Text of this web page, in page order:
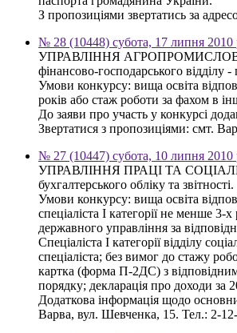
З пропозиціями звертатись за
№ 28 (10448) субота, 17 липня 2010
УПРАВЛІННЯ
фінансово-господарського відділу
Умови конкурсу: вища освіта
років або стаж роботи за фахом в
До заяви про участь у конкурсі
Звертатися з пропозиціями: смт.
№ 27 (10447) субота, 10 липня 2010
УПРАВЛІННЯ ПРАЦІ ТА
бухгалтерського обліку та звітності.
Умови конкурсу: вища освіта
спеціаліста І категорії не менше
державного управління за
Спеціаліста І категорії відділу
спеціаліста; без вимог до стажу
картка (форма П-2ДС) з
порядку; декларація про доходи за
Додаткова інформація щодо
Варва, вул. Шевченка, 15. Тел.: 2-